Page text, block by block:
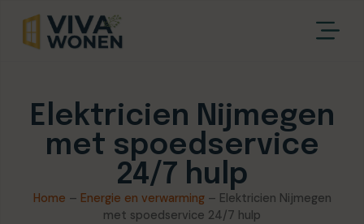
Elektricien Nijmegen
met spoedservice
24/7 hulp
Home – Energie en verwarming– Elektricien Nijmegen
met spoedservice 24/7 hulp